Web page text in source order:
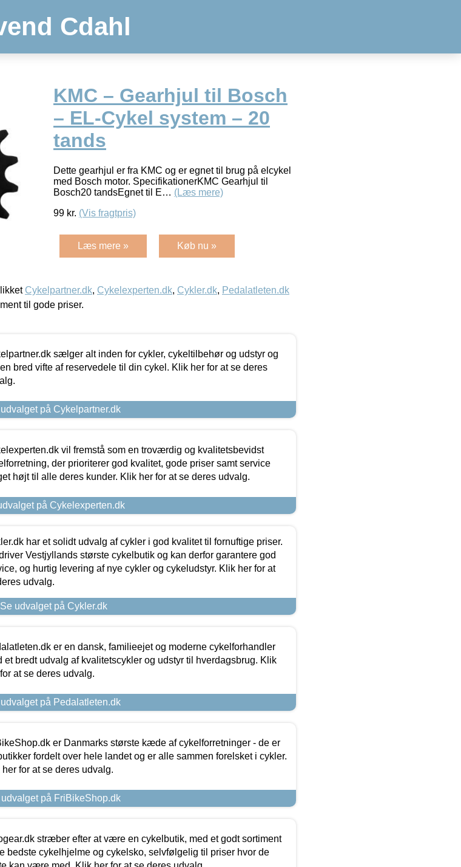
Cdahl
KMC – Gearhjul til Bosch
– EL-Cykel system – 20
tands
Dette gearhjul er fra KMC og er egnet til brug på elcykel
med Bosch motor. SpecifikationerKMC Gearhjul til
Bosch20 tandsEgnet til E… (Læs mere)
99 kr. (Vis fragtpris)
Læs mere » Køb nu »
Cykelpartner.dk, Cykelexperten.dk, Cykler.dk, Pedalatleten.dk
til gode priser.
sælger alt inden for cykler, cykeltilbehør og udstyr og
bred vifte af reservedele til din cykel. Klik her for at se deres
på Cykelpartner.dk
vil fremstå som en troværdig og kvalitetsbevidst
der prioriterer god kvalitet, gode priser samt service
højt til alle deres kunder. Klik her for at se deres udvalg.
på Cykelexperten.dk
har et solidt udvalg af cykler i god kvalitet til fornuftige priser.
Vestjyllands største cykelbutik og kan derfor garantere god
og hurtig levering af nye cykler og cykeludstyr. Klik her for at
udvalg.
Se udvalget på Cykler.dk
er en dansk, familieejet og moderne cykelforhandler
et bredt udvalg af kvalitetscykler og udstyr til hverdagsbrug. Klik
at se deres udvalg.
på Pedalatleten.dk
er Danmarks største kæde af cykelforretninger - de er
fordelt over hele landet og er alle sammen forelsket i cykler.
her for at se deres udvalg.
på FriBikeShop.dk
stræber efter at være en cykelbutik, med et godt sortiment
bedste cykelhjelme og cykelsko, selvfølgelig til priser hvor de